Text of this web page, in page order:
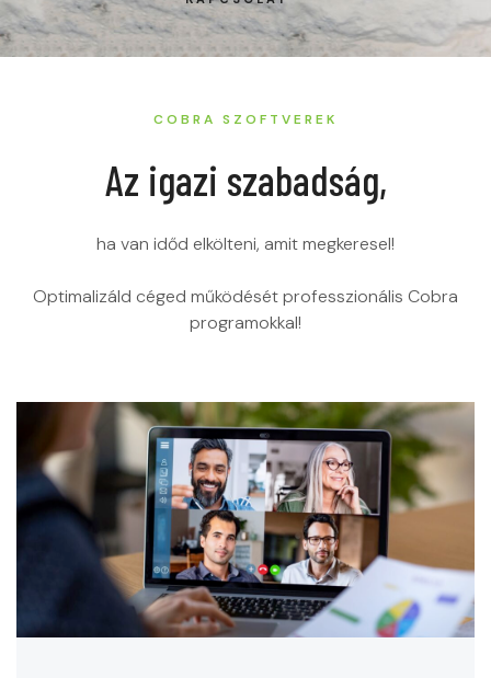
COBRA SZOFTVEREK
Az igazi szabadság,
ha van időd elkölteni, amit megkeresel!
Optimalizáld céged működését professzionális Cobra
programokkal!